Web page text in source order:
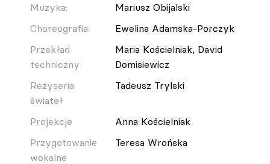
Muzyka:
Mariusz Obijalski
Choreografia:
Ewelina Adamska-Porczyk
Przekład
techniczny
Maria Kościelniak, David
Domisiewicz
Reżyseria
świateł
Tadeusz Trylski
Projekcje
Anna Kościelniak
Przygotowanie
wokalne
Teresa Wrońska